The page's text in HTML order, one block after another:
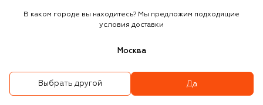
Dull My Shine (3,5g)
Business Casual (3,5g)
В каком городе вы находитесь? Мы предложим подходящие
условия доставки
Москва
Выбрать другой Да